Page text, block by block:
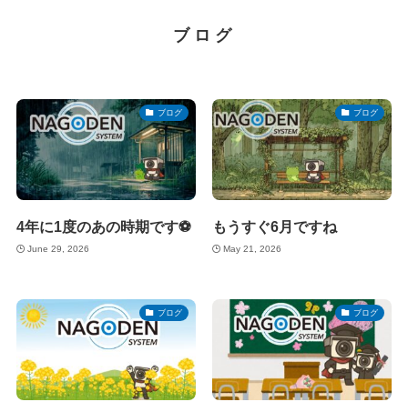
ブログ
ブログ
4年に1度のあの時期です⚽
June 29, 2026
ブログ
もうすぐ6月ですね
May 21, 2026
ブログ ブログ